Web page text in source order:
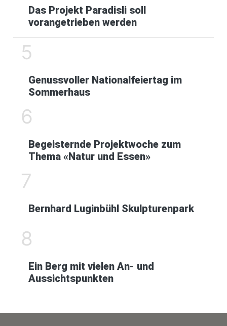
Das Projekt Paradisli soll
vorangetrieben werden
5
Genussvoller Nationalfeiertag im
Sommerhaus
6
Begeisternde Projektwoche zum
Thema «Natur und Essen»
7
Bernhard Luginbühl Skulpturenpark
8
Ein Berg mit vielen An- und
Aussichtspunkten